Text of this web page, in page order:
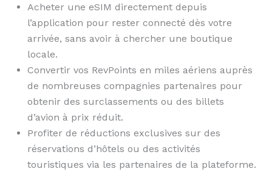
Acheter une eSIM directement depuis
l’application pour rester connecté dès votre
arrivée, sans avoir à chercher une boutique
locale.
Convertir vos RevPoints en miles aériens auprès
de nombreuses compagnies partenaires pour
obtenir des surclassements ou des billets
d’avion à prix réduit.
Profiter de réductions exclusives sur des
réservations d’hôtels ou des activités
touristiques via les partenaires de la plateforme.